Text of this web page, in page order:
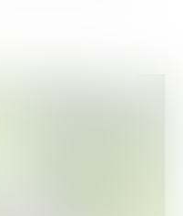
culturile de...